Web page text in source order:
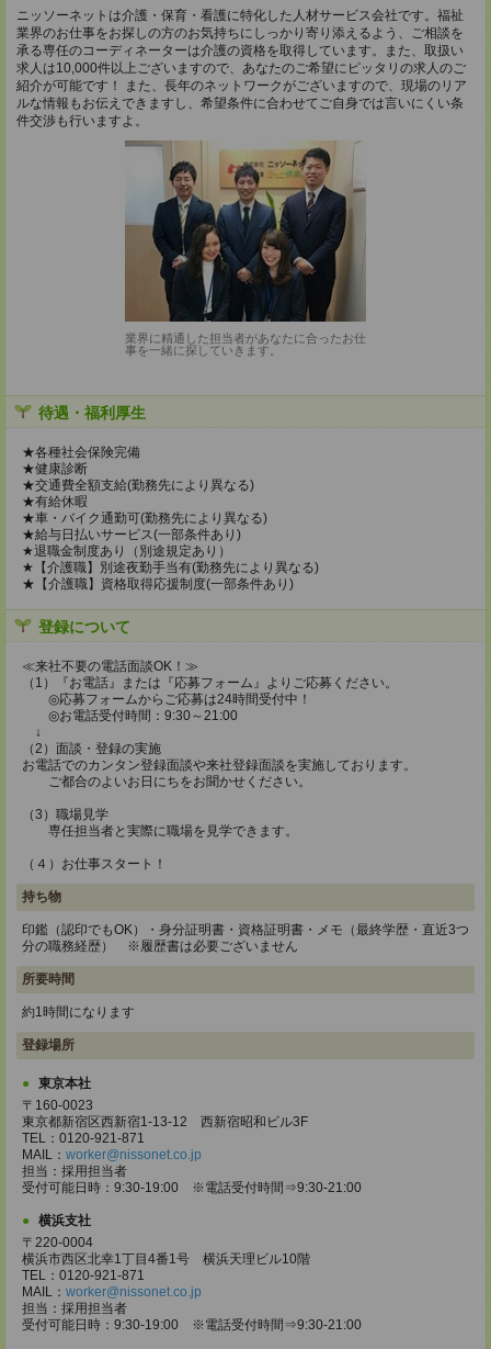
ニッソーネットは介護・保育・看護に特化した人材サービス会社です。福祉
業界のお仕事をお探しの方のお気持ちにしっかり寄り添えるよう、ご相談を
承る専任のコーディネーターは介護の資格を取得しています。また、取扱い
求人は10,000件以上ございますので、あなたのご希望にピッタリの求人のご
紹介が可能です！ また、長年のネットワークがございますので、現場のリア
ルな情報もお伝えできますし、希望条件に合わせてご自身では言いにくい条
件交渉も行いますよ。
業界に精通した担当者があなたに合ったお仕
事を一緒に探していきます。
待遇・福利厚生
★各種社会保険完備
★健康診断
★交通費全額支給(勤務先により異なる)
★有給休暇
★車・バイク通勤可(勤務先により異なる)
★給与日払いサービス(一部条件あり)
★退職金制度あり（別途規定あり）
★【介護職】別途夜勤手当有(勤務先により異なる)
★【介護職】資格取得応援制度(一部条件あり)
登録について
≪来社不要の電話面談OK！≫
（1）『お電話』または『応募フォーム』よりご応募ください。
◎応募フォームからご応募は24時間受付中！
◎お電話受付時間：9:30～21:00
↓
（2）面談・登録の実施
お電話でのカンタン登録面談や来社登録面談を実施しております。
ご都合のよいお日にちをお聞かせください。
（3）職場見学
専任担当者と実際に職場を見学できます。
（４）お仕事スタート！
持ち物
印鑑（認印でもOK）・身分証明書・資格証明書・メモ（最終学歴・直近3つ
分の職務経歴） ※履歴書は必要ございません
所要時間
約1時間になります
登録場所
東京本社
〒160-0023
東京都新宿区西新宿1-13-12 西新宿昭和ビル3F
TEL：0120-921-871
MAIL： worker@nissonet.co.jp
担当：採用担当者
受付可能日時：9:30-19:00 ※電話受付時間⇒9:30-21:00
横浜支社
〒220-0004
横浜市西区北幸1丁目4番1号 横浜天理ビル10階
TEL：0120-921-871
MAIL： worker@nissonet.co.jp
担当：採用担当者
受付可能日時：9:30-19:00 ※電話受付時間⇒9:30-21:00